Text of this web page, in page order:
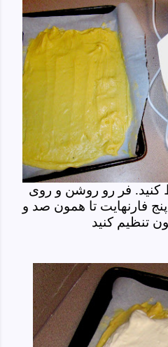
کنید. فر رو روشن و روی
فارنهایت تا همون صد و
تنظیم کنید